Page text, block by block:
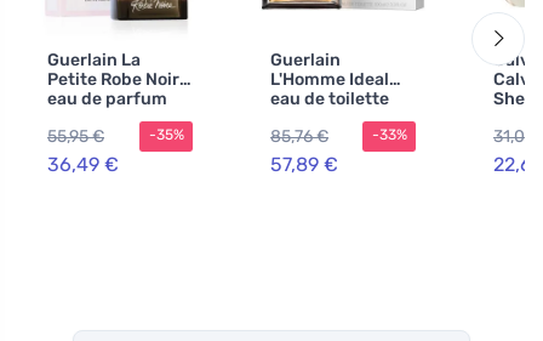
Guerlain La
Petite Robe Noire
eau de parfum
voor vrouwen 30
ml
55,95 €
36,49 €
-35%
Guerlain
L'Homme Ideal
eau de toilette
voor mannen 50
ml
85,76 €
57,89 €
-33% 31,07